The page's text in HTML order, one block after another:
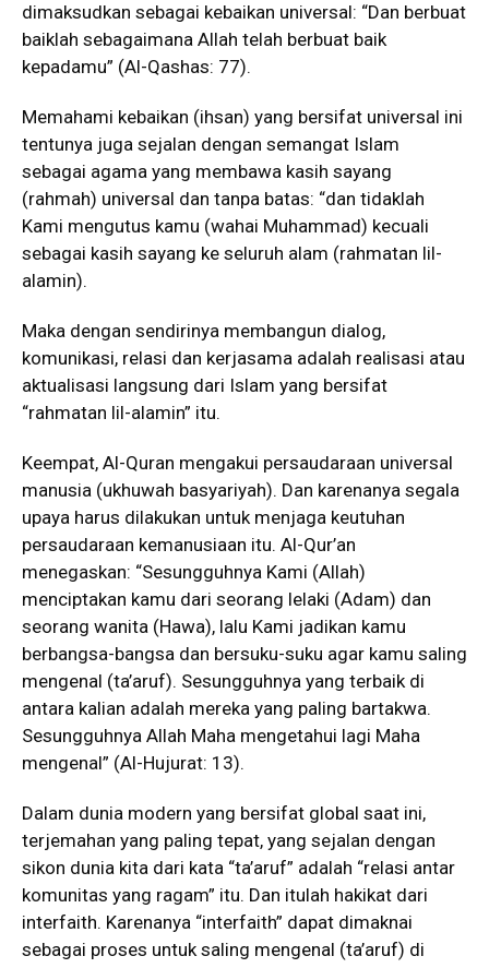
dimaksudkan sebagai kebaikan universal: “Dan berbuat
baiklah sebagaimana Allah telah berbuat baik
kepadamu” (Al-Qashas: 77).
Memahami kebaikan (ihsan) yang bersifat universal ini
tentunya juga sejalan dengan semangat Islam
sebagai agama yang membawa kasih sayang
(rahmah) universal dan tanpa batas: “dan tidaklah
Kami mengutus kamu (wahai Muhammad) kecuali
sebagai kasih sayang ke seluruh alam (rahmatan lil-
alamin).
Maka dengan sendirinya membangun dialog,
komunikasi, relasi dan kerjasama adalah realisasi atau
aktualisasi langsung dari Islam yang bersifat
“rahmatan lil-alamin” itu.
Keempat, Al-Quran mengakui persaudaraan universal
manusia (ukhuwah basyariyah). Dan karenanya segala
upaya harus dilakukan untuk menjaga keutuhan
persaudaraan kemanusiaan itu. Al-Qur’an
menegaskan: “Sesungguhnya Kami (Allah)
menciptakan kamu dari seorang lelaki (Adam) dan
seorang wanita (Hawa), lalu Kami jadikan kamu
berbangsa-bangsa dan bersuku-suku agar kamu saling
mengenal (ta’aruf). Sesungguhnya yang terbaik di
antara kalian adalah mereka yang paling bartakwa.
Sesungguhnya Allah Maha mengetahui lagi Maha
mengenal” (Al-Hujurat: 13).
Dalam dunia modern yang bersifat global saat ini,
terjemahan yang paling tepat, yang sejalan dengan
sikon dunia kita dari kata “ta’aruf” adalah “relasi antar
komunitas yang ragam” itu. Dan itulah hakikat dari
interfaith. Karenanya “interfaith” dapat dimaknai
sebagai proses untuk saling mengenal (ta’aruf) di